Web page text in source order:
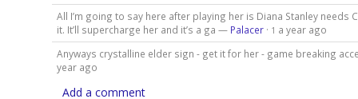
All I’m going to say here after playing her is Diana Stanley needs
it. It’ll supercharge her and it’s a ga — Palacer· 1 a year ago
Anyways crystalline elder sign - get it for her - game breaking
year ago
Add a comment